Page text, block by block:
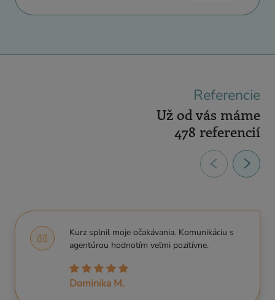
Kurz splnil moje očakávania. Komunikáciu s
agentúrou hodnotím veľmi pozitívne.
Dominika M.
Referencie
Už od vás máme
478 referencií